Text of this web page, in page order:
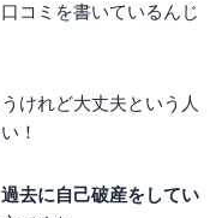
コミを書いているんじ
けれど大丈夫という人
！
過去に自己破産をしてい